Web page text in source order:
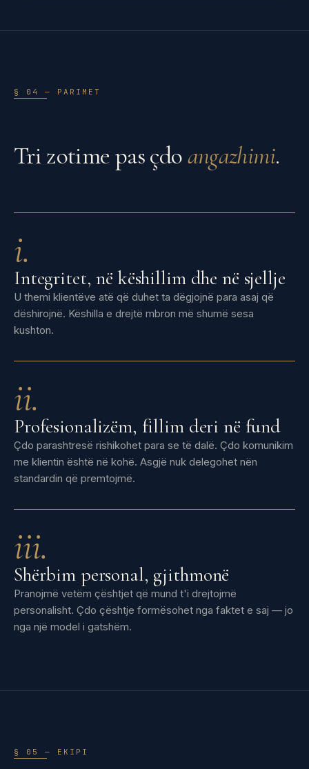
§ 04 — PARIMET
Tri zotime pas çdoangazhimi.
i.
Integritet, në këshillim dhe në sjellje
U themi klientëve atë që duhet ta dëgjojnë para asaj që
dëshirojnë. Këshilla e drejtë mbron më shumë sesa
kushton.
ii.
Profesionalizëm, fillim deri në fund
Çdo parashtresë rishikohet para se të dalë. Çdo komunikim
me klientin është në kohë. Asgjë nuk delegohet nën
standardin që premtojmë.
iii.
Shërbim personal, gjithmonë
Pranojmë vetëm çështjet që mund t'i drejtojmë
personalisht. Çdo çështje formësohet nga faktet e saj — jo
nga një model i gatshëm.
§ 05 — EKIPI